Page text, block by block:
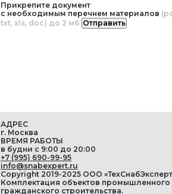
Прикрепите документ
с необходимым перечнем материалов
txt, xls, doc) до 2 мб Отправить
АДРЕС
г. Москва
ВРЕМЯ РАБОТЫ
в будни с 9:00 до 20:00
+7 (995) 690-99-95
info@snabexpert.ru
Copyright 2019-2025 ООО
Комплектация объектов промышленного
гражданского строительства.